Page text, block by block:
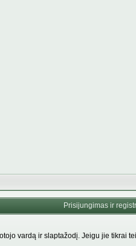
Prisijungimas ir
vardą ir slaptažodį. Jeigu jie